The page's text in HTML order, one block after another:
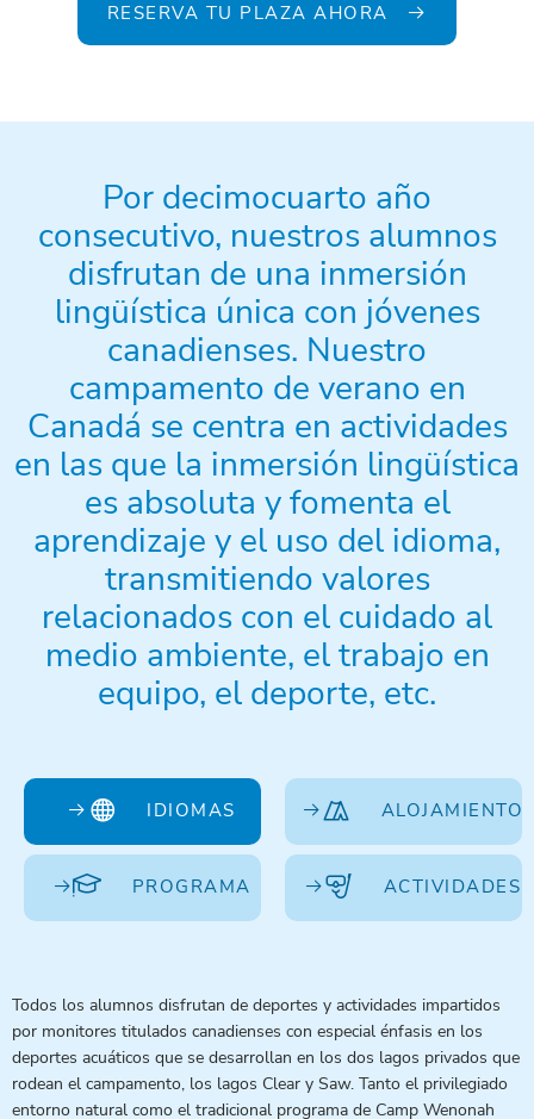
RESERVA TU PLAZA AHORA
Por decimocuarto año
consecutivo, nuestros alumnos
disfrutan de una inmersión
lingüística única con jóvenes
canadienses. Nuestro
campamento de verano en
Canadá se centra en actividades
en las que la inmersión lingüística
es absoluta y fomenta el
aprendizaje y el uso del idioma,
transmitiendo valores
relacionados con el cuidado al
medio ambiente, el trabajo en
equipo, el deporte, etc.
IDIOMAS ALOJAMIENTO
PROGRAMA ACTIVIDADES
Todos los alumnos disfrutan de deportes y actividades impartidos
por monitores titulados canadienses con especial énfasis en los
deportes acuáticos que se desarrollan en los dos lagos privados que
rodean el campamento, los lagos Clear y Saw. Tanto el privilegiado
entorno natural como el tradicional programa de Camp Wenonah